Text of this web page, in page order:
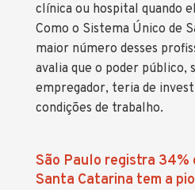
clínica ou hospital quando
Como o Sistema Único de
maior número desses
avalia que o poder público,
empregador, teria de
condições de trabalho.
São Paulo registra 34%
Santa Catarina tem a